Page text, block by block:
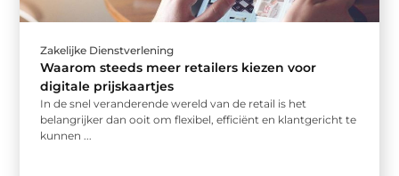
Zakelijke Dienstverlening
Waarom steeds meer retailers kiezen voor
digitale prijskaartjes
In de snel veranderende wereld van de retail is het
belangrijker dan ooit om flexibel, efficiënt en klantgericht te
kunnen ...